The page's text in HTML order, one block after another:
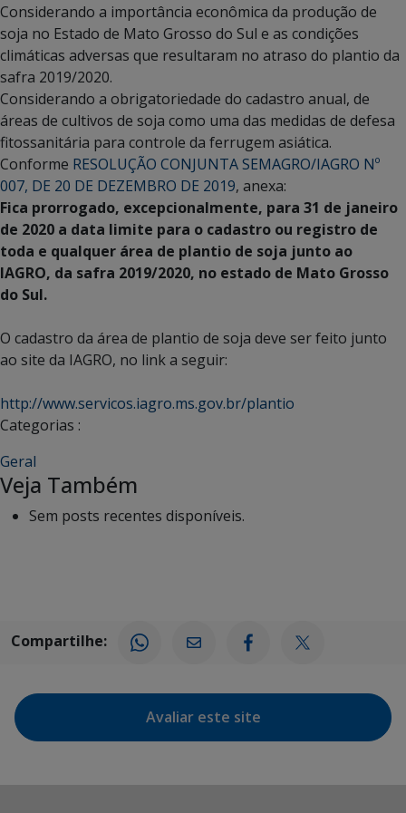
Considerando a importância econômica da produção de
soja no Estado de Mato Grosso do Sul e as condições
climáticas adversas que resultaram no atraso do plantio da
safra 2019/2020.
Considerando a obrigatoriedade do cadastro anual, de
áreas de cultivos de soja como uma das medidas de defesa
fitossanitária para controle da ferrugem asiática.
Conforme RESOLUÇÃO CONJUNTA SEMAGRO/IAGRO Nº
007, DE 20 DE DEZEMBRO DE 2019, anexa:
Fica prorrogado, excepcionalmente, para 31 de janeiro
de 2020 a data limite para o cadastro ou registro de
toda e qualquer área de plantio de soja junto ao
IAGRO, da safra 2019/2020, no estado de Mato Grosso
do Sul.
O cadastro da área de plantio de soja deve ser feito junto
ao site da IAGRO, no link a seguir:
http://www.servicos.iagro.ms.gov.br/plantio
Categorias :
Geral
Veja Também
Sem posts recentes disponíveis.
Compartilhe:
Avaliar este site